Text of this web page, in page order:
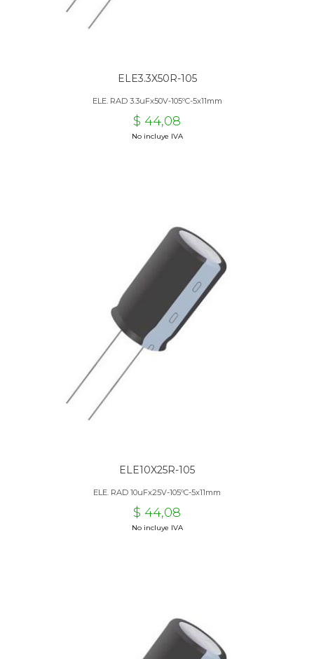
ELE3.3X50R-105
ELE. RAD 3.3uFx50V-105ºC-5x11mm
$ 44,08
No incluye IVA
ELE10X25R-105
ELE. RAD 10uFx25V-105ºC-5x11mm
$ 44,08
No incluye IVA